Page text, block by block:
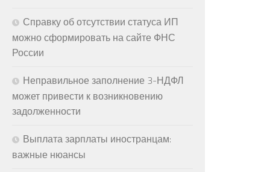
Справку об отсутствии статуса ИП
можно сформировать на сайте ФНС
России
Неправильное заполнение 3-НДФЛ
может привести к возникновению
задолженности
Выплата зарплаты иностранцам:
важные нюансы